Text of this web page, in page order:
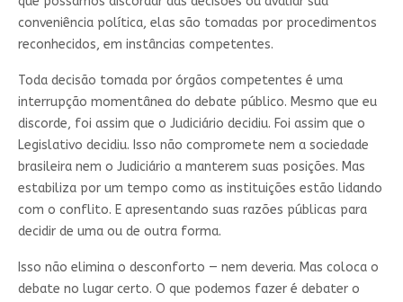
conveniência política, elas são tomadas por procedimentos
reconhecidos, em instâncias competentes.
Toda decisão tomada por órgãos competentes é uma
interrupção momentânea do debate público. Mesmo que eu
discorde, foi assim que o Judiciário decidiu. Foi assim que o
Legislativo decidiu. Isso não compromete nem a sociedade
brasileira nem o Judiciário a manterem suas posições. Mas
estabiliza por um tempo como as instituições estão lidando
com o conflito. E apresentando suas razões públicas para
decidir de uma ou de outra forma.
Isso não elimina o desconforto — nem deveria. Mas coloca o
debate no lugar certo. O que podemos fazer é debater o